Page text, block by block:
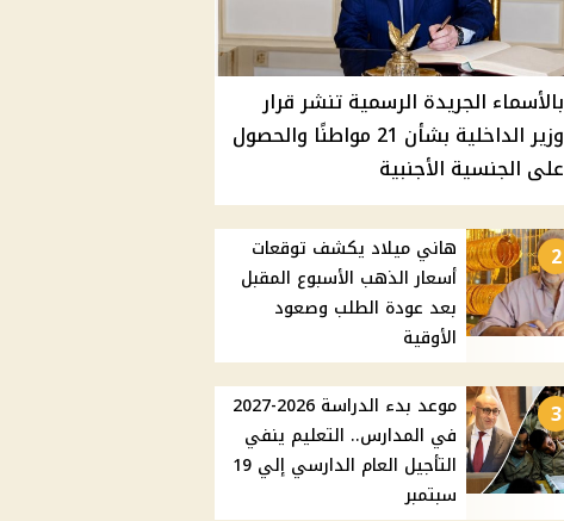
بالأسماء الجريدة الرسمية تنشر قرار
وزير الداخلية بشأن 21 مواطنًا والحصول
على الجنسية الأجنبية
2
هاني ميلاد يكشف توقعات
أسعار الذهب الأسبوع المقبل
بعد عودة الطلب وصعود
الأوقية
3
موعد بدء الدراسة 2026-2027
في المدارس.. التعليم ينفي
التأجيل العام الدارسي إلي 19
سبتمبر